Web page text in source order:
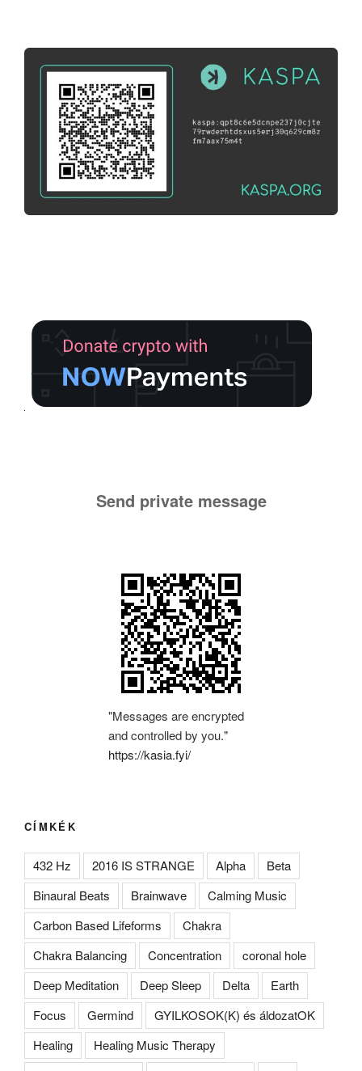
Send private message
"Messages are encrypted
and controlled by you."
https://kasia.fyi/
CÍMKÉK
432 Hz 2016 IS STRANGE Alpha
Beta
Binaural Beats
Brainwave
Calming Music
Carbon Based Lifeforms
Chakra
Chakra Balancing
Concentration
coronal hole
Deep Meditation
Deep Sleep Delta
Earth
Focus
Germind
GYILKOSOK(K) és áldozatOK
Healing
Healing Music Therapy